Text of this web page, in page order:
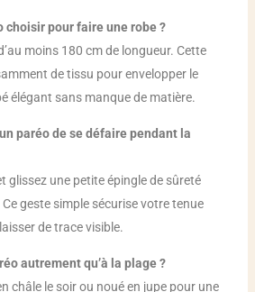
choisir pour faire une robe ?
moins 180 cm de longueur. Cette
de tissu pour envelopper le
élégant sans manque de matière.
paréo de se défaire pendant la
glissez une petite épingle de sûreté
geste simple sécurise votre tenue
de trace visible.
autrement qu’à la plage ?
châle le soir ou noué en jupe pour une